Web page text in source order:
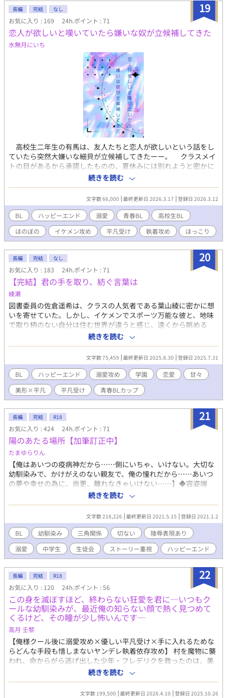
信中に大胆な「結婚宣言」をする。 ガチ恋しているその「推し」
の「結婚宣言」をうけ、大人気BL漫画家にして根っからの腐男
子・天春 春月（あまかす はづき）は当然「この世の終わり」ほど
のショックを受けるが、傷も癒えないその日の内に自分の祖父と
母に連れ出されるまま、ある高級日本料亭へ。 するとそこに現
れたのは――なんと春月のガチ恋相手、「推し」のＣｈｉＨａＲ
ｕとその家族であった。 驚く春月に彼らは「五つの真実」を告
げると言い、その中には、まずＣｈｉＨａＲｕが春月の「婚約
者」であること、そして、これまで人間として生きてきた春月の
正体が日本神話に出てくる「神」であること、またＣｈｉＨａＲ
ｕは春月の「双子の弟」にして「運命（さだめ）られた夫神」で
ある、という衝撃の内容が含まれていた。 当然更に驚き困惑する
春月に、同席しているＣｈｉＨａＲｕの父・言葉（ことのは）は
「早く神であることを思い出してほしい」という。 もし春月がこ
のまま神としての記憶を思い出せなければ、向こう百年は日本に
春が来なくなってしまうと衝撃的なことを言われるが――春月が
神の記憶を取り戻すための有力な方法が、ＣｈｉＨａＲｕの愛撫
によって「感じる」ことで……！？ 〝僕は天上春命（アメノウワ
ハルノミコト）――神だ。…たくさんの神々に、人々に愛されて
いる、世界一幸せな男神だ、……僕は、神だった。〟 ※古事記・
日本書紀等を参考にさせていただきましたが、好き勝手改変して
いるところがあるため、歴史物というよりかはフィクション、フ
ァンタジーとしてお楽しみいただければ幸いです。 【2026年3月
より始まった新制度『未管理著作物裁定制度』における意思表示
（念のため）】 非営利・営利を問わず、当作をふくむ当方全作品
においてイラスト・作中内文章はもちろん、表紙絵やあらすじ等
ふくむ作品の一切の無断利用を禁じます（AI学習等含む）。
19
長編 完結 なし
お気に入り : 169 24h.ポイント : 71
恋人が欲しいと嘆いていたら嫌いな奴が立候補してきた
水無月にいち
高校生二年生の有馬は、友人たちと恋人が欲しいという話をし
ていたら突然大嫌いな細貝が立候補してきたーー。 クラスメイ
トの目があるから承諾したものの、夏休みには別れようと密かに
計画を立てる。 「有馬、可愛い。大好き」 毎日湯水のように
浴びせられる賛辞に、有馬の傷ついた心を癒してくれる。 思い
の外、細貝の隣は居心地がいい。だけど有馬には付き合えない理
由があってーー 溺愛攻め×自己肯定感低め受けの同級生ラブス
トーリーです。
続きを読む
文字数 66,000 最終更新日 2026.3.17 登録日 2026.3.12
BL ハッピーエンド 溺愛 青春BL
高校生BL
ほのぼの
イケメン攻め 平凡受け 執着攻め ほっこり
20
長編 完結 なし
お気に入り : 183 24h.ポイント : 71
【完結】君の手を取り、紡ぐ言葉は
綾瀬
図書委員の佐倉遥希は、クラスの人気者である葉山綾に密かに想
いを寄せていた。しかし、イケメンでスポーツ万能な彼と、地味
で取り柄のない自分は住む世界が違うと感じ、遠くから眺める
日々を過ごしていた。 ある放課後、遥希は葉山が数学の課題に苦
戦しているのを見かける。戸惑いながらも思い切って声をかける
と、葉山は「気になる人にバカだと思われるのが恥ずかしい」と
打ち明ける。「気になる人」その一言に胸を高鳴らせながら、二
人の勉強会が始まることになった。 成績優秀な遥希と、勉強が苦
手な葉山。正反対の二人だが、共に過ごす時間の中で少しずつ距
離を縮めていく。 不器用な二人の淡くも甘酸っぱい恋の行方を描
く、学園青春ラブストーリー。 【爽やか人気者溺愛攻め×勉強だ
けが取り柄の天然鈍感平凡受け】
続きを読む
文字数 75,459 最終更新日 2025.8.30 登録日 2025.7.31
BL ハッピーエンド 溺愛攻め 学園 恋愛
甘々
美形×平凡
平凡受け 青春BLカップ​
21
長編 完結 R18
お気に入り : 424 24h.ポイント : 71
陽のあたる場所【加筆訂正中】
たまゆらりん
【俺はあいつの疫病神だから……側にいちゃ、いけない。大切な
幼馴染みで、かけがえのない親友で、俺の憧れだから……あいつ
の夢や幸せの為に、尚更、離れなきゃいけない……】◆容姿端
麗、文武両道で生徒会長も務める、両片思いで幼なじみからの
甘々な“慈しむような愛”と、一帯のヤンキーを束ねる鬼畜でドSな
半グレのリーダーの“狂気じみた愛”に挟まれ翻弄される、元いじ
められっ子で人見知り、内向的で不憫なツンデレ弱虫ヤンキーの
三角関係◆《主人公を巡り、生徒会とアウトローが動き出す青春
群像風ラブストーリー》◆【相関図】 陽人(溺愛攻め)→←柚希(不
憫な受け)←柊(鬼畜攻め)◆長編です。ハピエンは確定です。ハピ
エンですが、途中いろいろと酷い目や可哀想な目に遭います。◆
続編ものが初めてなので、最後まで書ける自信はありませんが頑
張ります。更新頻度のバラつき、度重なる加筆修正などがあると
思いますのでご了承下さい。◆【注意事項】総受け傾向、NTR要
素、攻め以外との性行為、愛のない性行為、無理矢理、レイプ、
特殊性癖[小スカ、首絞め、ヘマトフィリア]、モブ姦、暴力、拘
束、監禁、流血表現、DV、モラハラ、いじめ、虐待、女装、キメ
セク、媚薬、洗脳、共依存、自傷行為、未成年の飲酒・喫煙、違
法行為、反社組織など、酷い描写が色々とあります。苦手な方は
注意して下さい。◆主要人物以外の、他のカップリングも出てき
ます。◆攻めや登場人物が女性と絡む描写が出て来ます。NLが地
雷の方は注意して下さい。直接の絡みはありませんが、妊娠を匂
わせる描写があります。◆主に主人公(受け)視点ですが、途中か
語に登場する場所、人物、学校名、企業、組織等はすべてフィク
続きを読む
文字数 218,226 最終更新日 2021.5.15 登録日 2021.1.2
BL 幼馴染み 三角関係 切ない
陵辱表現あり
溺愛
中学生 生徒会 ストーリー重視 ハッピーエンド
22
長編 完結 R18
お気に入り : 120 24h.ポイント : 56
この身を滅ぼすほど、終わらない狂愛を君に─いつもク
ールな幼馴染みが、最近俺の知らない顔で熱く見つめて
くるけど、その瞳が少し怖いんです─
高月 壬黎
【俺様クール後に溺愛攻め×優しい平凡受け×手に入れるためな
らどんな手段も惜しまないヤンデレ執着依存攻め】 村を魔物に襲
われ、命からがら逃げ出した少年・フレデリクを救ったのは、美
しくも飄々とした貴族の少年──テオドア・ユートリス。 侯爵家
のテオドアの家に拾われ、素っ気ないけど時々優しさを見せてく
れる彼と共に暮らす内に、フレデリクは傷ついた心と身体を癒し
続きを読む
文字数 199,500 最終更新日 2026.4.10 登録日 2025.10.26